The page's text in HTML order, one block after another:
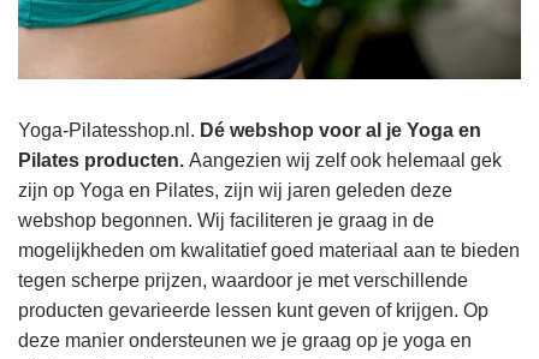
Yoga-Pilatesshop.nl. Dé webshop voor al je Yoga en
Pilates producten. Aangezien wij zelf ook helemaal gek
zijn op Yoga en Pilates, zijn wij jaren geleden deze
webshop begonnen. Wij faciliteren je graag in de
mogelijkheden om kwalitatief goed materiaal aan te bieden
tegen scherpe prijzen, waardoor je met verschillende
producten gevarieerde lessen kunt geven of krijgen. Op
deze manier ondersteunen we je graag op je yoga en